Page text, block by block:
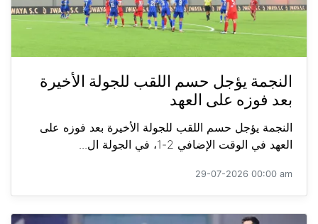
النجمة يؤجل حسم اللقب للجولة الأخيرة
بعد فوزه على العهد
النجمة يؤجل حسم اللقب للجولة الأخيرة بعد فوزه على
العهد في الوقت الإضافي 2-1، في الجولة ال...
29-07-2026 00:00 am